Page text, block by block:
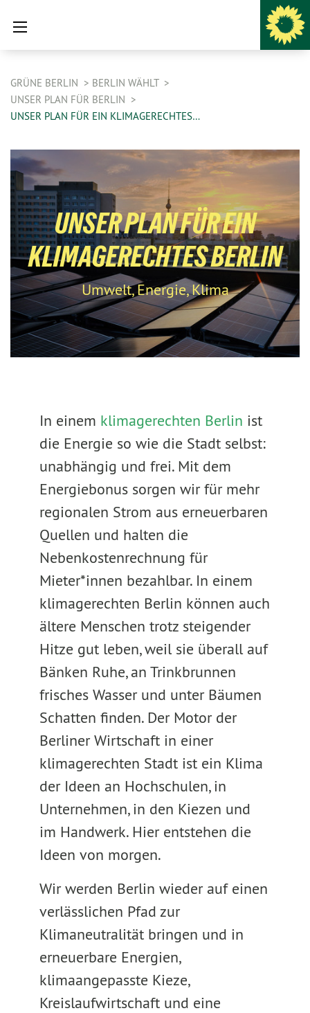
GRÜNE BERLIN
BERLIN WÄHLT
UNSER PLAN FÜR BERLIN
UNSER PLAN FÜR EIN KLIMAGERECHTES…
UNSER PLAN FÜR EIN
KLIMAGERECHTES BERLIN
Umwelt, Energie, Klima
In einem klimagerechten Berlin ist
die Energie so wie die Stadt selbst:
unabhängig und frei. Mit dem
Energiebonus sorgen wir für mehr
regionalen Strom aus erneuerbaren
Quellen und halten die
Nebenkostenrechnung für
Mieter*innen bezahlbar. In einem
klimagerechten Berlin können auch
ältere Menschen trotz steigender
Hitze gut leben, weil sie überall auf
Bänken Ruhe, an Trinkbrunnen
frisches Wasser und unter Bäumen
Schatten finden. Der Motor der
Berliner Wirtschaft in einer
klimagerechten Stadt ist ein Klima
der Ideen an Hochschulen, in
Unternehmen, in den Kiezen und
im Handwerk. Hier entstehen die
Ideen von morgen.
Wir werden Berlin wieder auf einen
verlässlichen Pfad zur
Klimaneutralität bringen und in
erneuerbare Energien,
klimaangepasste Kieze,
Kreislaufwirtschaft und eine